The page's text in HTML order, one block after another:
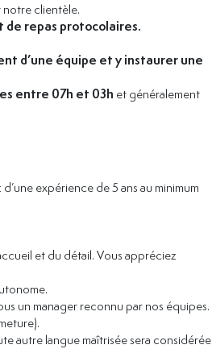
notre clientèle.
repas protocolaires.
d’une équipe et y instaurer une
entre 07h et 03h et généralement
expérience de 5 ans au minimum
et du détail. Vous appréciez
un manager reconnu par nos équipes.
autre langue maîtrisée sera considérée